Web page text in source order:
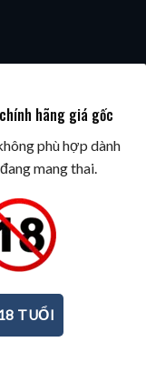
PHẨM / GIN PHỔ BIẾN
hãng giá gốc
phù hợp dành
mang thai.
TUỔI